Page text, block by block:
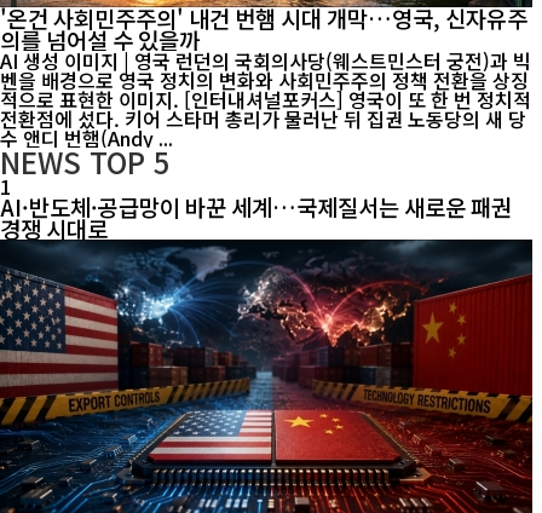
'온건 사회민주주의' 내건 번햄 시대 개막…영국, 신자유주
의를 넘어설 수 있을까
AI 생성 이미지 | 영국 런던의 국회의사당(웨스트민스터 궁전)과 빅
벤을 배경으로 영국 정치의 변화와 사회민주주의 정책 전환을 상징
적으로 표현한 이미지. [인터내셔널포커스] 영국이 또 한 번 정치적
전환점에 섰다. 키어 스타머 총리가 물러난 뒤 집권 노동당의 새 당
수 앤디 번햄(Andy ...
NEWSTOP 5
1
AI·반도체·공급망이 바꾼 세계…국제질서는 새로운 패권
경쟁 시대로